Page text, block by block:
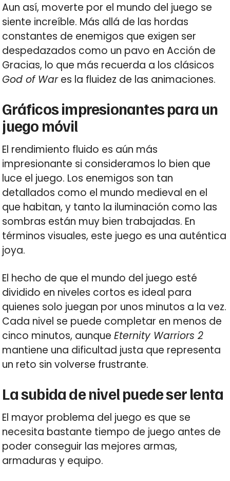
Aun así, moverte por el mundo del juego se
siente increíble. Más allá de las hordas
constantes de enemigos que exigen ser
despedazados como un pavo en Acción de
Gracias, lo que más recuerda a los clásicos
God of Wares la fluidez de las animaciones.
Gráficos impresionantes para un
juego móvil
El rendimiento fluido es aún más
impresionante si consideramos lo bien que
luce el juego. Los enemigos son tan
detallados como el mundo medieval en el
que habitan, y tanto la iluminación como las
sombras están muy bien trabajadas. En
términos visuales, este juego es una auténtica
joya.
El hecho de que el mundo del juego esté
dividido en niveles cortos es ideal para
quienes solo juegan por unos minutos a la vez.
Cada nivel se puede completar en menos de
cinco minutos, aunqueEternity Warriors 2
mantiene una dificultad justa que representa
un reto sin volverse frustrante.
La subida de nivel puede ser lenta
El mayor problema del juego es que se
necesita bastante tiempo de juego antes de
poder conseguir las mejores armas,
armaduras y equipo.